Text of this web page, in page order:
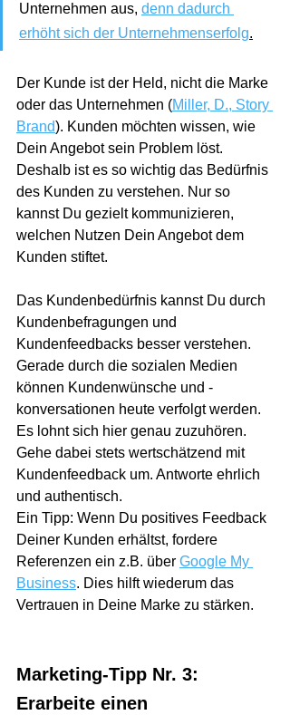
Unternehmen aus, denn dadurch
erhöht sich der Unternehmenserfolg.
Der Kunde ist der Held, nicht die Marke
oder das Unternehmen (Miller, D., Story
Brand). Kunden möchten wissen, wie
Dein Angebot sein Problem löst.
Deshalb ist es so wichtig das Bedürfnis
des Kunden zu verstehen. Nur so
kannst Du gezielt kommunizieren,
welchen Nutzen Dein Angebot dem
Kunden stiftet.
Das Kundenbedürfnis kannst Du durch
Kundenbefragungen und
Kundenfeedbacks besser verstehen.
Gerade durch die sozialen Medien
können Kundenwünsche und -
konversationen heute verfolgt werden.
Es lohnt sich hier genau zuzuhören.
Gehe dabei stets wertschätzend mit
Kundenfeedback um. Antworte ehrlich
und authentisch.
Ein Tipp: Wenn Du positives Feedback
Deiner Kunden erhältst, fordere
Referenzen ein z.B. über Google My
Business. Dies hilft wiederum das
Vertrauen in Deine Marke zu stärken.
Marketing-Tipp Nr. 3:
Erarbeite einen